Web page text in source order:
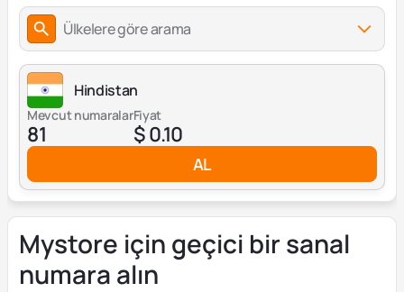
Ülkelere göre arama
Hindistan
Mevcut numaralar
81
Fiyat
$ 0.10
AL
Mystore için geçici bir sanal
numara alın